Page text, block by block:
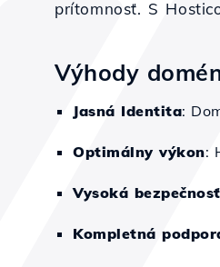
prítomnosť. S
Výhody
Jasná Identita:
Optimálny výkon:
Vysoká bezpečnosť
Kompletná